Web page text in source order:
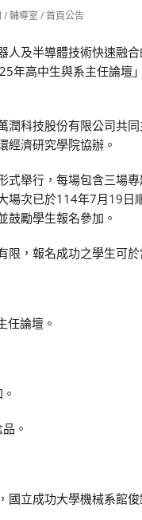
/輔導室 /首頁公告
人及半導體技術快速融
年高中生與系主任論壇
潤科技股份有限公司共
經濟研究學院協辦。
式舉行，每場包含三場
場次已於114年7月19
鼓勵學生報名參加。
限，報名成功之學生可
任論壇。
。
國立成功大學機械系館